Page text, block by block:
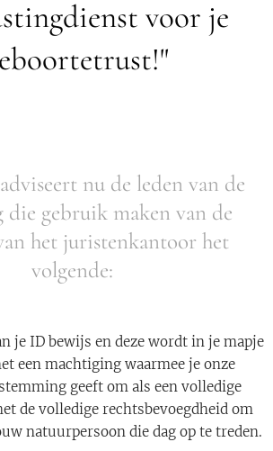
voor je
nu de leden van de
die gebruik maken van de
het juristenkantoor het
volgende:
je ID bewijs en deze wordt in je mapje
een machtiging waarmee je onze
geeft om als een volledige
de volledige rechtsbevoegdheid om
natuurpersoon die dag op te treden.